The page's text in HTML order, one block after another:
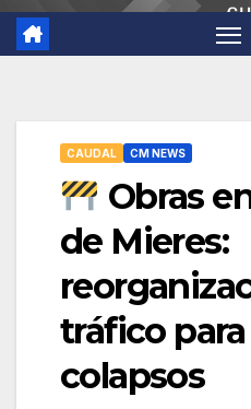
CAUDAL CM NEWS
Obras
de Mieres:
tráfico
colapsos